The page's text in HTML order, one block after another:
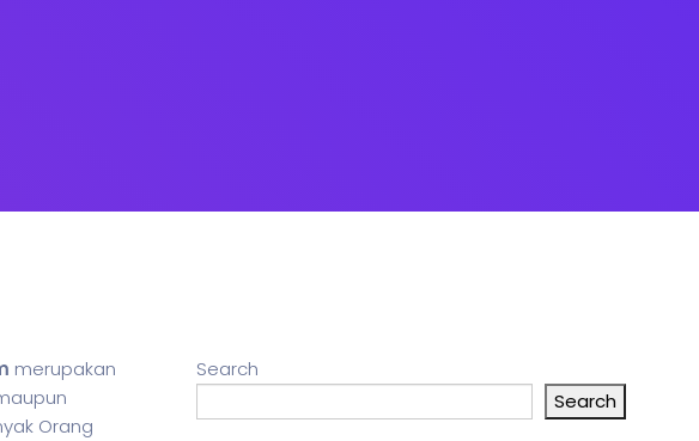
merupakan
Orang
Search
Search